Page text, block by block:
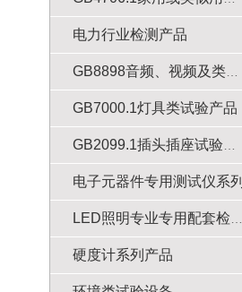
电力行业检测产品
GB7000.1灯具类试验产品
电子元器件专用测试仪系列
硬度计系列产品